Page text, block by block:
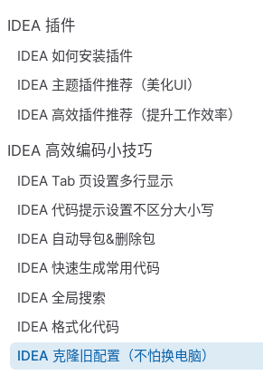
IDEA 插件
IDEA 如何安装插件
IDEA 主题插件推荐（美化UI）
IDEA 高效插件推荐（提升工作效率）
IDEA 高效编码小技巧
IDEA Tab 页设置多行显示
IDEA 代码提示设置不区分大小写
IDEA 自动导包&删除包
IDEA 快速生成常用代码
IDEA 全局搜索
IDEA 格式化代码
IDEA 克隆旧配置（不怕换电脑）